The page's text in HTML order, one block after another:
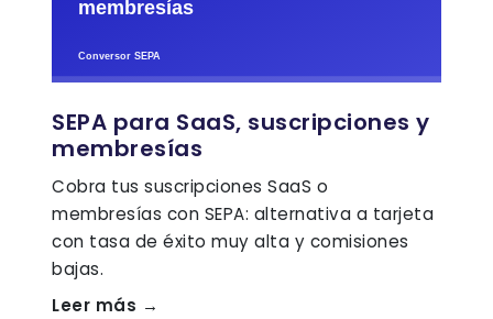
SEPA para SaaS, suscripciones y
membresías
Cobra tus suscripciones SaaS o
membresías con SEPA: alternativa a tarjeta
con tasa de éxito muy alta y comisiones
bajas.
Leer más →